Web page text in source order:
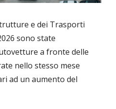
e dei Trasporti
sono state
a fronte delle
nello stesso mese
ad un aumento del